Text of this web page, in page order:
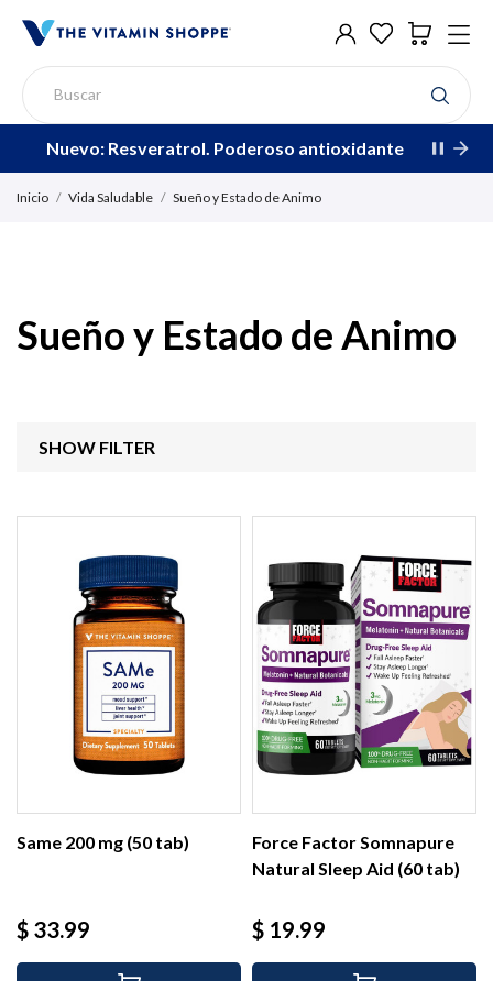
Nuevo: Resveratrol. Poderoso antioxidante
Inicio Vida Saludable Sueño y Estado de Animo
Sueño y Estado de Animo
SHOW FILTER
Same 200 mg (50 tab)
Precio
$ 33.99
Force Factor Somnapure
Natural Sleep Aid (60 tab)
Precio
$ 19.99